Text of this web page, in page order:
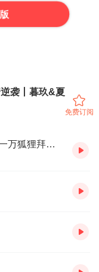
袭丨暮玖&夏
免费订阅
《剑道第一仙》第4324集 不系舟【《一万狐狸拜我为师》上线，多重福利来拿】